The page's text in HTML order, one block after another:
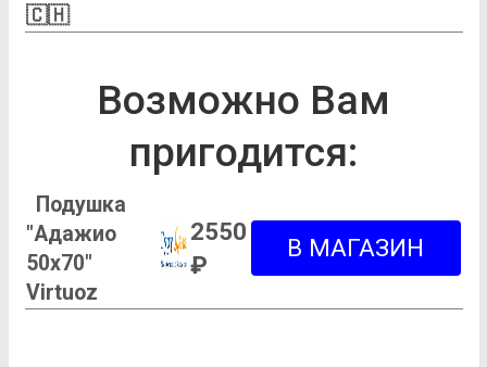
🇨🇭
Возможно Вам
пригодится:
Подушка
"Адажио
50х70"
Virtuoz
2550
₽